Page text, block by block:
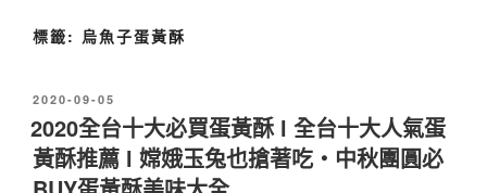
標籤: 烏魚子蛋黃酥
發
佈
於
2020-09-05
2020全台十大必買蛋黃酥 l 全台十大人氣蛋
黃酥推薦 l 嫦娥玉兔也搶著吃・中秋團圓必